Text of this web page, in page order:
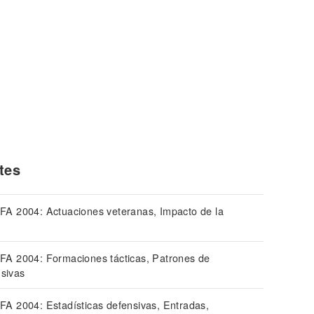
2004: Actuaciones veteranas, Impacto de la
2004: Formaciones tácticas, Patrones de
2004: Estadísticas defensivas, Entradas,